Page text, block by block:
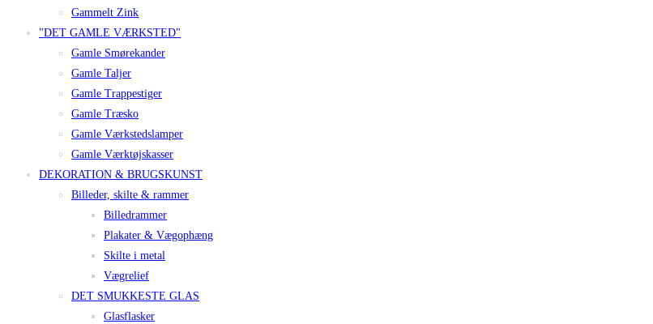
Gammelt Zink
"DET GAMLE VÆRKSTED"
Gamle Smørekander
Gamle Taljer
Gamle Trappestiger
Gamle Træsko
Gamle Værkstedslamper
Gamle Værktøjskasser
DEKORATION & BRUGSKUNST
Billeder, skilte & rammer
Billedrammer
Plakater & Vægophæng
Skilte i metal
Vægrelief
DET SMUKKESTE GLAS
Glasflasker